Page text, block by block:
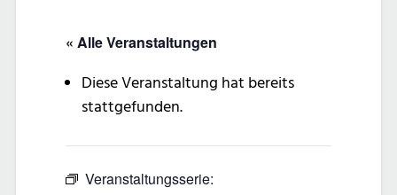
« Alle Veranstaltungen
Diese Veranstaltung hat bereits
stattgefunden.
Veranstaltungsserie: